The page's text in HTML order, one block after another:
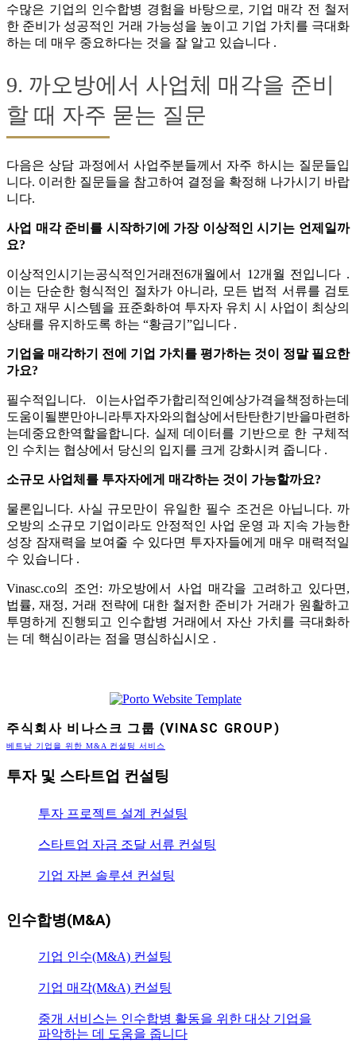
수많은 기업의 인수합병 경험을 바탕으로, 기업 매각 전 철저
한 준비가 성공적인 거래 가능성을 높이고 기업 가치를 극대화
하는 데 매우 중요하다는 것을 잘 알고 있습니다 .
9. 까오방에서 사업체 매각을 준비
할 때 자주 묻는 질문
다음은 상담 과정에서 사업주분들께서 자주 하시는 질문들입
니다. 이러한 질문들을 참고하여 결정을 확정해 나가시기 바랍
니다.
사업 매각 준비를 시작하기에 가장 이상적인 시기는 언제일까
요?
이상적인시기는공식적인거래전6개월에서 12개월 전입니다 .
이는 단순한 형식적인 절차가 아니라, 모든 법적 서류를 검토
하고 재무 시스템을 표준화하여 투자자 유치 시 사업이 최상의
상태를 유지하도록 하는 “황금기”입니다 .
기업을 매각하기 전에 기업 가치를 평가하는 것이 정말 필요한
가요?
필수적입니다. 이는사업주가합리적인예상가격을책정하는데
도움이될뿐만아니라투자자와의협상에서탄탄한기반을마련하
는데중요한역할을합니다. 실제 데이터를 기반으로 한 구체적
인 수치는 협상에서 당신의 입지를 크게 강화시켜 줍니다 .
소규모 사업체를 투자자에게 매각하는 것이 가능할까요?
물론입니다. 사실 규모만이 유일한 필수 조건은 아닙니다. 까
오방의 소규모 기업이라도 안정적인 사업 운영 과 지속 가능한
성장 잠재력을 보여줄 수 있다면 투자자들에게 매우 매력적일
수 있습니다 .
Vinasc.co의 조언: 까오방에서 사업 매각을 고려하고 있다면,
법률, 재정, 거래 전략에 대한 철저한 준비가 거래가 원활하고
투명하게 진행되고 인수합병 거래에서 자산 가치를 극대화하
는 데 핵심이라는 점을 명심하십시오 .
주식회사 비나스크 그룹 (VINASC GROUP)
베트남 기업을 위한 M&A 컨설팅 서비스
투자 및 스타트업 컨설팅
투자 프로젝트 설계 컨설팅
스타트업 자금 조달 서류 컨설팅
기업 자본 솔루션 컨설팅
인수합병(M&A)
기업 인수(M&A) 컨설팅
기업 매각(M&A) 컨설팅
중개 서비스는 인수합병 활동을 위한 대상 기업을
파악하는 데 도움을 줍니다